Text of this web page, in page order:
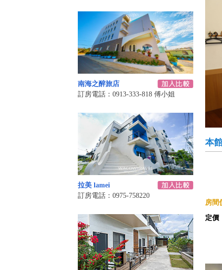
南海之醉旅店
訂房電話：0913-333-818 傅小姐
拉美 lamei
訂房電話：0975-758220
本
房間
定價